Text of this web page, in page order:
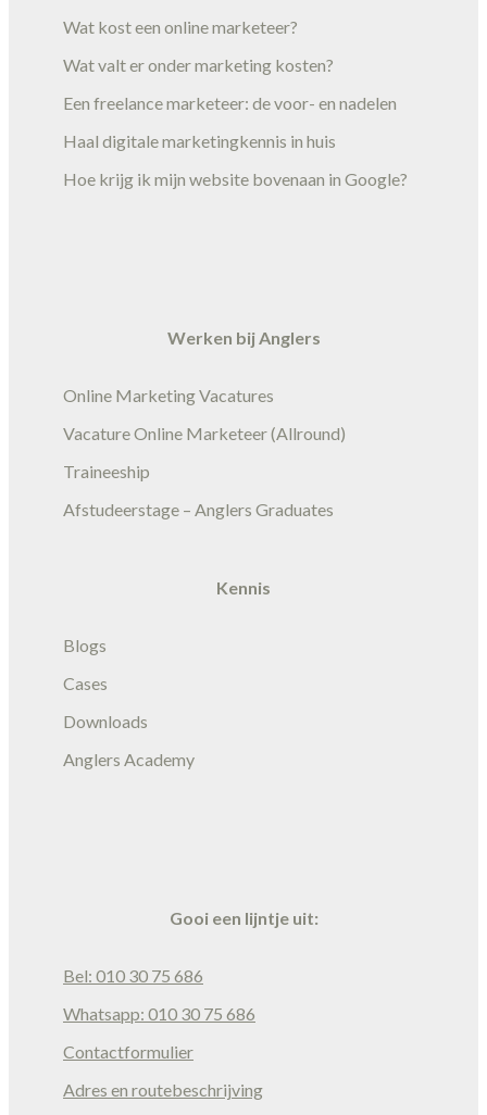
Wat kost een online marketeer?
Wat valt er onder marketing kosten?
Een freelance marketeer: de voor- en nadelen
Haal digitale marketingkennis in huis
Hoe krijg ik mijn website bovenaan in Google?
Werken bij Anglers
Online Marketing Vacatures
Vacature Online Marketeer (Allround)
Traineeship
Afstudeerstage – Anglers Graduates
Kennis
Blogs
Cases
Downloads
Anglers Academy
Gooi een lijntje uit:
Bel: 010 30 75 686
Whatsapp: 010 30 75 686
Contactformulier
Adres en routebeschrijving